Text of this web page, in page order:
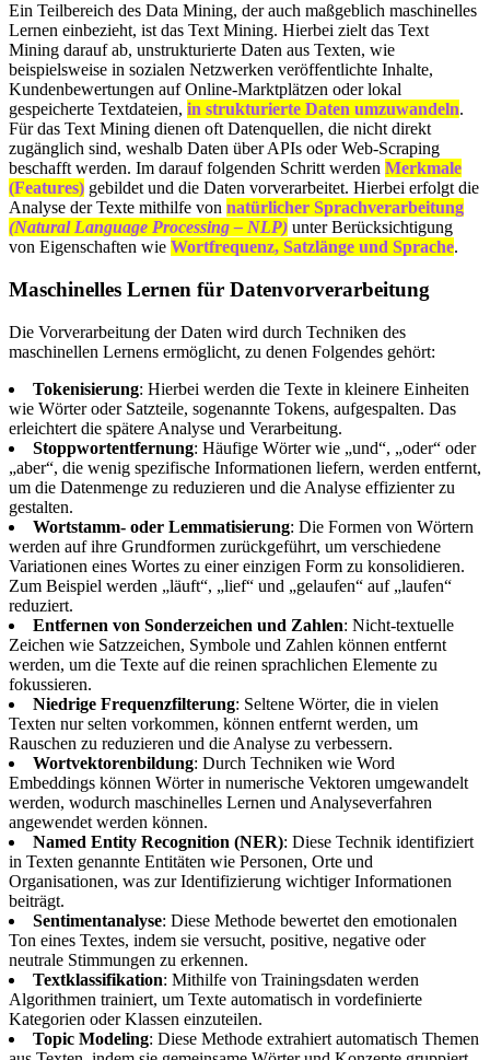
Ein Teilbereich des Data Mining, der auch maßgeblich maschinelles
Lernen einbezieht, ist das Text Mining. Hierbei zielt das Text
Mining darauf ab, unstrukturierte Daten aus Texten, wie
beispielsweise in sozialen Netzwerken veröffentlichte Inhalte,
Kundenbewertungen auf Online-Marktplätzen oder lokal
gespeicherte Textdateien, in strukturierte Daten umzuwandeln.
Für das Text Mining dienen oft Datenquellen, die nicht direkt
zugänglich sind, weshalb Daten über APIs oder Web-Scraping
beschafft werden. Im darauf folgenden Schritt werden Merkmale
(Features) gebildet und die Daten vorverarbeitet. Hierbei erfolgt die
Analyse der Texte mithilfe von natürlicher Sprachverarbeitung
(Natural Language Processing – NLP) unter Berücksichtigung
von Eigenschaften wie Wortfrequenz, Satzlänge und Sprache.
Maschinelles Lernen für Datenvorverarbeitung
Die Vorverarbeitung der Daten wird durch Techniken des
maschinellen Lernens ermöglicht, zu denen Folgendes gehört:
Tokenisierung: Hierbei werden die Texte in kleinere Einheiten
wie Wörter oder Satzteile, sogenannte Tokens, aufgespalten. Das
erleichtert die spätere Analyse und Verarbeitung.
Stoppwortentfernung: Häufige Wörter wie „und“, „oder“ oder
„aber“, die wenig spezifische Informationen liefern, werden entfernt,
um die Datenmenge zu reduzieren und die Analyse effizienter zu
gestalten.
Wortstamm- oder Lemmatisierung: Die Formen von Wörtern
werden auf ihre Grundformen zurückgeführt, um verschiedene
Variationen eines Wortes zu einer einzigen Form zu konsolidieren.
Zum Beispiel werden „läuft“, „lief“ und „gelaufen“ auf „laufen“
reduziert.
Entfernen von Sonderzeichen und Zahlen: Nicht-textuelle
Zeichen wie Satzzeichen, Symbole und Zahlen können entfernt
werden, um die Texte auf die reinen sprachlichen Elemente zu
fokussieren.
Niedrige Frequenzfilterung: Seltene Wörter, die in vielen
Texten nur selten vorkommen, können entfernt werden, um
Rauschen zu reduzieren und die Analyse zu verbessern.
Wortvektorenbildung: Durch Techniken wie Word
Embeddings können Wörter in numerische Vektoren umgewandelt
werden, wodurch maschinelles Lernen und Analyseverfahren
angewendet werden können.
Named Entity Recognition (NER): Diese Technik identifiziert
in Texten genannte Entitäten wie Personen, Orte und
Organisationen, was zur Identifizierung wichtiger Informationen
beiträgt.
Sentimentanalyse: Diese Methode bewertet den emotionalen
Ton eines Textes, indem sie versucht, positive, negative oder
neutrale Stimmungen zu erkennen.
Textklassifikation: Mithilfe von Trainingsdaten werden
Algorithmen trainiert, um Texte automatisch in vordefinierte
Kategorien oder Klassen einzuteilen.
Topic Modeling: Diese Methode extrahiert automatisch Themen